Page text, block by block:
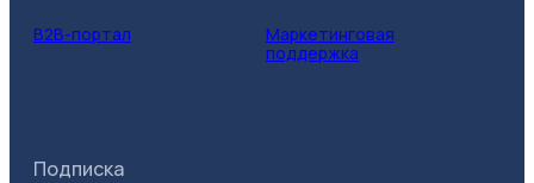
B2B-портал
Маркетинговая
поддержка
Подписка